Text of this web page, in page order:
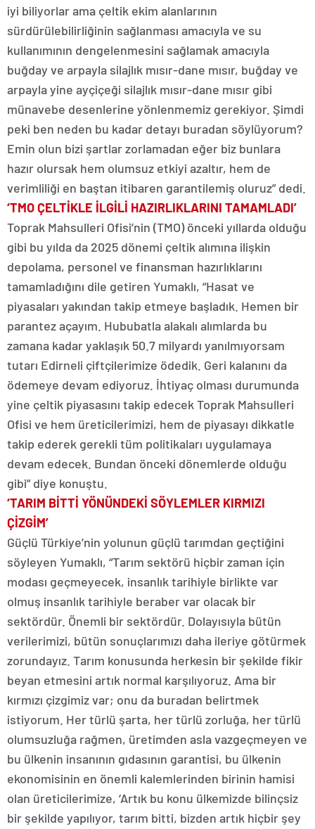
iyi biliyorlar ama çeltik ekim alanlarının
sürdürülebilirliğinin sağlanması amacıyla ve su
kullanımının dengelenmesini sağlamak amacıyla
buğday ve arpayla silajlık mısır-dane mısır, buğday ve
arpayla yine ayçiçeği silajlık mısır-dane mısır gibi
münavebe desenlerine yönlenmemiz gerekiyor. Şimdi
peki ben neden bu kadar detayı buradan söylüyorum?
Emin olun bizi şartlar zorlamadan eğer biz bunlara
hazır olursak hem olumsuz etkiyi azaltır, hem de
verimliliği en baştan itibaren garantilemiş oluruz” dedi.
‘TMO ÇELTİKLE İLGİLİ HAZIRLIKLARINI TAMAMLADI’
Toprak Mahsulleri Ofisi’nin (TMO) önceki yıllarda olduğu
gibi bu yılda da 2025 dönemi çeltik alımına ilişkin
depolama, personel ve finansman hazırlıklarını
tamamladığını dile getiren Yumaklı, “Hasat ve
piyasaları yakından takip etmeye başladık. Hemen bir
parantez açayım. Hububatla alakalı alımlarda bu
zamana kadar yaklaşık 50.7 milyardı yanılmıyorsam
tutarı Edirneli çiftçilerimize ödedik. Geri kalanını da
ödemeye devam ediyoruz. İhtiyaç olması durumunda
yine çeltik piyasasını takip edecek Toprak Mahsulleri
Ofisi ve hem üreticilerimizi, hem de piyasayı dikkatle
takip ederek gerekli tüm politikaları uygulamaya
devam edecek. Bundan önceki dönemlerde olduğu
gibi” diye konuştu.
‘TARIM BİTTİ YÖNÜNDEKİ SÖYLEMLER KIRMIZI
ÇİZGİM’
Güçlü Türkiye’nin yolunun güçlü tarımdan geçtiğini
söyleyen Yumaklı, “Tarım sektörü hiçbir zaman için
modası geçmeyecek, insanlık tarihiyle birlikte var
olmuş insanlık tarihiyle beraber var olacak bir
sektördür. Önemli bir sektördür. Dolayısıyla bütün
verilerimizi, bütün sonuçlarımızı daha ileriye götürmek
zorundayız. Tarım konusunda herkesin bir şekilde fikir
beyan etmesini artık normal karşılıyoruz. Ama bir
kırmızı çizgimiz var; onu da buradan belirtmek
istiyorum. Her türlü şarta, her türlü zorluğa, her türlü
olumsuzluğa rağmen, üretimden asla vazgeçmeyen ve
bu ülkenin insanının gıdasının garantisi, bu ülkenin
ekonomisinin en önemli kalemlerinden birinin hamisi
olan üreticilerimize, ‘Artık bu konu ülkemizde bilinçsiz
bir şekilde yapılıyor, tarım bitti, bizden artık hiçbir şey